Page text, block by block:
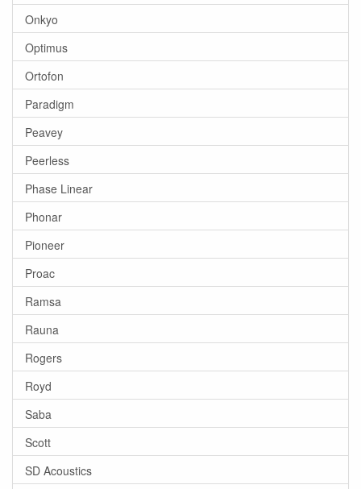
Onkyo
Optimus
Ortofon
Paradigm
Peavey
Peerless
Phase Linear
Phonar
Pioneer
Proac
Ramsa
Rauna
Rogers
Royd
Saba
Scott
SD Acoustics